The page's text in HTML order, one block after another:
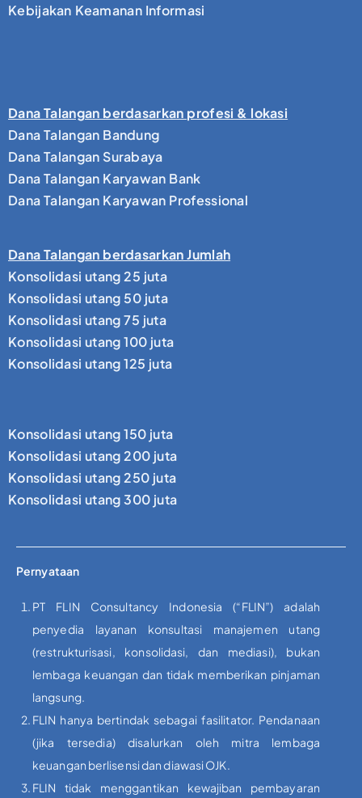
Kebijakan Keamanan Informasi
Dana Talangan berdasarkan profesi & lokasi
Dana Talangan Bandung
Dana Talangan Surabaya
Dana Talangan Karyawan Bank
Dana Talangan Karyawan Professional
Dana Talangan berdasarkan Jumlah
Konsolidasi utang 25 juta
Konsolidasi utang 50 juta
Konsolidasi utang 75 juta
Konsolidasi utang 100 juta
Konsolidasi utang 125 juta
Konsolidasi utang 150 juta
Konsolidasi utang 200 juta
Konsolidasi utang 250 juta
Konsolidasi utang 300 juta
Pernyataan
PT FLIN Consultancy Indonesia (“FLIN”) adalah
penyedia layanan konsultasi manajemen utang
(restrukturisasi, konsolidasi, dan mediasi), bukan
lembaga keuangan dan tidak memberikan pinjaman
langsung.
FLIN hanya bertindak sebagai fasilitator. Pendanaan
(jika tersedia) disalurkan oleh mitra lembaga
keuangan berlisensi dan diawasi OJK.
FLIN tidak menggantikan kewajiban pembayaran